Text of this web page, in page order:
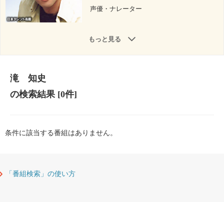
声優・ナレーター
もっと見る
滝 知史
の検索結果[0件]
条件に該当する番組はありません。
「番組検索」の使い方